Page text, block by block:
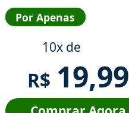
Por Apenas
10x de
R$ 19,99